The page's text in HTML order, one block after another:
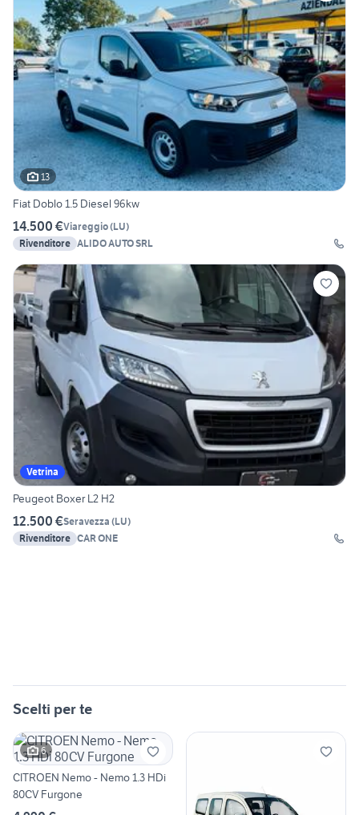
13
Fiat Doblo 1.5 Diesel 96kw
14.500 €Viareggio(LU)
Rivenditore ALIDO AUTO SRL
Vetrina
Peugeot Boxer L2 H2
12.500 €Seravezza (LU)
Rivenditore CAR ONE
Scelti per te
6
CITROEN Nemo - Nemo 1.3 HDi
80CV Furgone